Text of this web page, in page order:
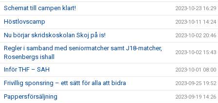
Schemat till campen klart! 2023-10-23 16:29
Höstlovscamp 2023-10-11 14:24
Nu börjar skridskoskolan Skoj på is! 2023-10-02 20:46
Regler i samband med seniormatcher samt J18-matcher,
Rosenbergs ishall
2023-10-02 15:43
Inför THF – SAH 2023-10-01 08:00
Frivillig sponsring – ett sätt för alla att bidra 2023-09-25 19:52
Pappersförsäljning 2023-09-19 14:26